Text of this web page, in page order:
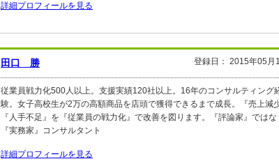
詳細プロフィールを見る
田口 勝 登録日： 2015年05月
従業員戦力化500人以上。支援実績120社以上。16年のコンサルティング
験。女子高校生が2万の高額商品を店頭で獲得できるまで成長。『売上減少
『人手不足』を『従業員の戦力化』で改善を図ります。『評論家』ではな
『実務家』コンサルタント
詳細プロフィールを見る